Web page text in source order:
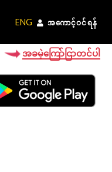
ENG အကောင့်ဝင်ရန်
ENG အကောင့်ဝင်ရန်
အခမဲ့ကြော်ငြာတင်ပါ